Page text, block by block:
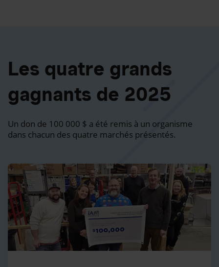
Les quatre grands
gagnants de 2025
Un don de 100 000 $ a été remis à un organisme
dans chacun des quatre marchés présentés.